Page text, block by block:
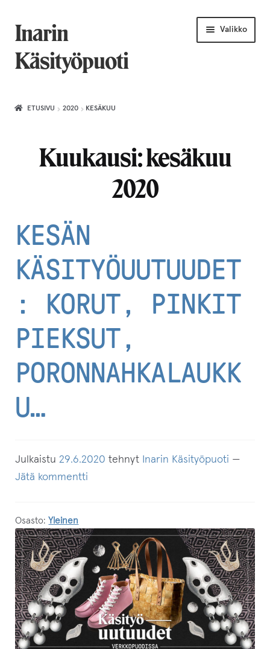
Siirry
navigointiin
Siirry
sisältöön
Inarin
Käsityöpuoti
Valikko
Joululahjat naiselle
valikko
Taide
Kaikki tuotteet
Puodin myyjät
tason
Inarin Käsityöpuoti
Arvostelut
Ostoskori
Oma tili
ETUSIVU 2020 KESÄKUU
Kuukausi:kesäkuu
2020
KESÄN
KÄSITYÖUUTUUDET
: KORUT, PINKIT
PIEKSUT,
PORONNAHKALAUKK
U…
Julkaistu29.6.2020 tehnyt Inarin Käsityöpuoti —
Jätä kommentti
Osasto: Yleinen